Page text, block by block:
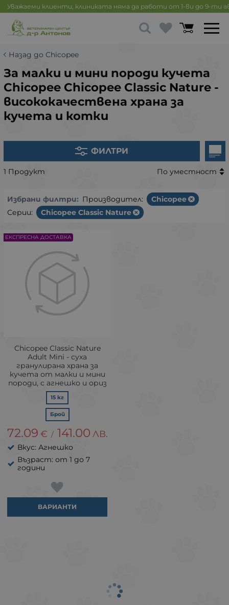
Уважаеми клиенти, клиниката няма да работи от 1-ви до 9-ти
Назад до Chicopee
За малки и мини породи кучета
Chicopee Chicopee Classic Nature -
висококачествена храна за
кучета и котки
ФИЛТРИ
1 Продукт По уместност
Избрани филтри: Производител:
Chicopee
Серии:
Chicopee Classic Nature
Chicopee Classic Nature
Adult Mini - суха
гранулирана храна за
кучета от малки и мини
породи, с агнешко и ориз
15 кг
Брой
72.09 € / 141.00 ЛВ.
Вкус: Агнешко
Възраст: от 1 до 7
години
ВАРИАНТИ
ЕКСПРЕСНА ДОСТАВКА